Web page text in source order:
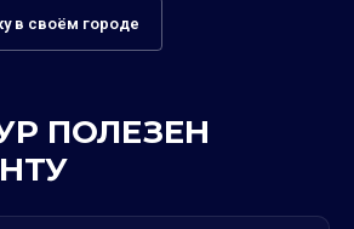
в своём городе
ПОЛЕЗЕН